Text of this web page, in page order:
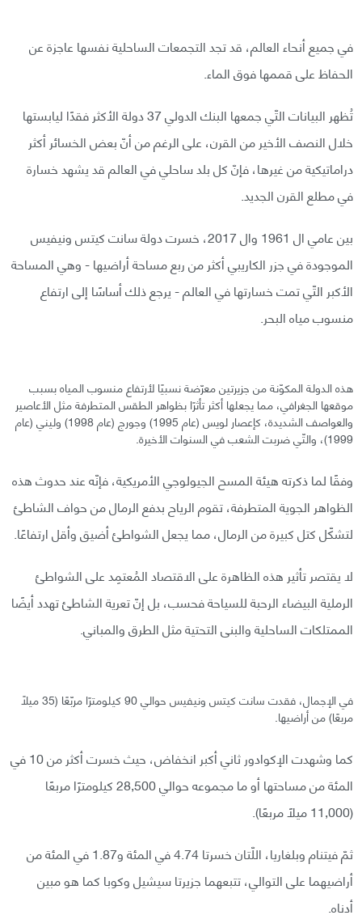
في جميع أنحاء العالم، قد تجد التجمعات الساحلية نفسها عاجزة عن
الحفاظ على قممها فوق الماء.
تُظهر البيانات التّي جمعها البنك الدولي 37 دولة الأكثر فقدًا ليابستها
خلال النصف الأخير من القرن، على الرغم من أنّ بعض الخسائر أكثر
دراماتيكية من غيرها، فإنّ كل بلد ساحلي في العالم قد يشهد خسارة
في مطلع القرن الجديد.
بين عامي ال 1961 وال 2017، خسرت دولة سانت كيتس ونيفيس
الموجودة في جزر الكاريبي أكثر من ربع مساحة أراضيها - وهي المساحة
الأكبر التّي تمت خسارتها في العالم - يرجع ذلك أساسًا إلى ارتفاع
منسوب مياه البحر.
هذه الدولة المكوّنة من جزيرتين معرّضة نسبيًا لأرتفاع منسوب المياه بسبب
موقعها الجغرافي، مما يجعلها أكثر تأثرًا بظواهر الطقس المتطرفة مثل الأعاصير
والعواصف الشديدة، كإعصار لويس (عام 1995) وجورج (عام 1998) وليني (عام
1999)، والتّي ضربت الشعب في السنوات الأخيرة.
وفقًا لما ذكرته هيئة المسح الجيولوجي الأمريكية، فإنّه عند حدوث هذه
الظواهر الجوية المتطرفة، تقوم الرياح بدفع الرمال من حواف الشاطئ
لتشكّل كتل كبيرة من الرمال، مما يجعل الشواطئ أضيق وأقل ارتفاعًا.
لا يقتصر تأثير هذه الظاهرة على الاقتصاد المُعتمِد على الشواطئ
الرملية البيضاء الرحبة للسياحة فحسب، بل إنّ تعرية الشاطئ تهدد أيضًا
الممتلكات الساحلية والبنى التحتية مثل الطرق والمباني.
في الإجمال، فقدت سانت كيتس ونيفيس حوالي 90 كيلومترًا مربّعًا (35 ميلًا
مربعًا) من أراضيها.
كما وشهدت الإكوادور ثاني أكبر انخفاض، حيث خسرت أكثر من 10 في
المئة من مساحتها أو ما مجموعه حوالي 28,500 كيلومترًا مربعًا
(11,000 ميلًا مربعًا).
ثمّ فيتنام وبلغاريا، اللّتان خسرتا 4.74 في المئة و1.87 في المئة من
أراضيهما على التوالي، تتبعهما جزيرتا سيشيل وكوبا كما هو مبين
أدناه.